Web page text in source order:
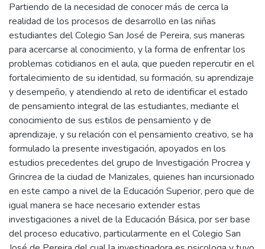
Partiendo de la necesidad de conocer más de cerca la
realidad de los procesos de desarrollo en las niñas
estudiantes del Colegio San José de Pereira, sus maneras
para acercarse al conocimiento, y la forma de enfrentar los
problemas cotidianos en el aula, que pueden repercutir en el
fortalecimiento de su identidad, su formación, su aprendizaje
y desempeño, y atendiendo al reto de identificar el estado
de pensamiento integral de las estudiantes, mediante el
conocimiento de sus estilos de pensamiento y de
aprendizaje, y su relación con el pensamiento creativo, se ha
formulado la presente investigación, apoyados en los
estudios precedentes del grupo de Investigación Procrea y
Grincrea de la ciudad de Manizales, quienes han incursionado
en este campo a nivel de la Educación Superior, pero que de
igual manera se hace necesario extender estas
investigaciones a nivel de la Educación Básica, por ser base
del proceso educativo, particularmente en el Colegio San